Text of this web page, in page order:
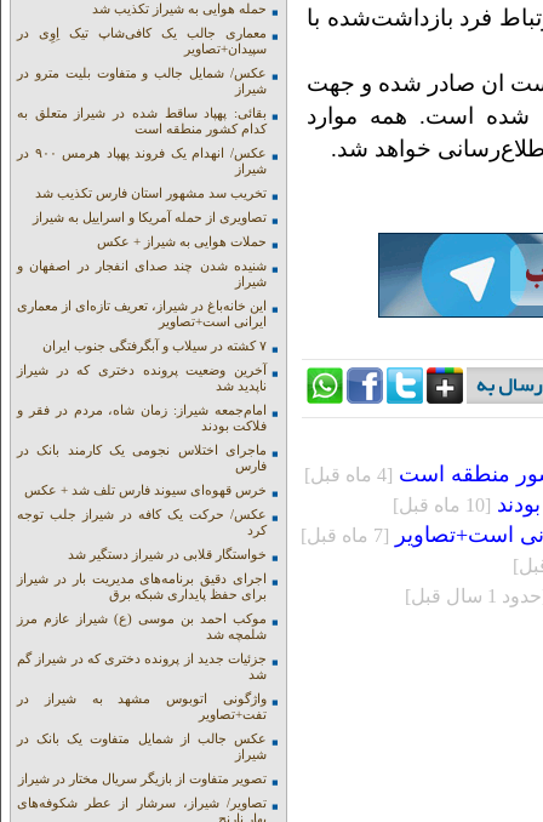
فرد بازداشت‌شده با
ان صادر شده و جهت
شده است. همه موارد
خواهد شد.
منطقه است [4 ماه قبل]
[10 ماه قبل]
است+تصاویر [7 ماه قبل]
1 سال قبل]
حمله هوایی به شیراز تکذیب شد
معماری جالب یک کافی‌شاپ تیک اِوِی در
سپیدان+تصاویر
عکس/ شمایل جالب و متفاوت بلیت مترو در
شیراز
بقائی: پهپاد ساقط شده در شیراز متعلق به
کدام کشور منطقه است
عکس/ انهدام یک فروند پهپاد هرمس ۹۰۰ در
شیراز
تخریب سد مشهور استان فارس تکذیب شد
تصاویری از حمله آمریکا و اسراییل به شیراز
حملات هوایی به شیراز + عکس
شنیده شدن چند صدای انفجار در اصفهان و
شیراز
این خانه‌باغ در شیراز، تعریف تازه‌ای از معماری
ایرانی است+تصاویر
۷ کشته در سیلاب و آبگرفتگی جنوب ایران
آخرین وضعیت پرونده دختری که در شیراز
ناپدید شد
امام‌جمعه شیراز: زمان شاه، مردم در فقر و
فلاکت بودند
ماجرای اختلاس نجومی یک کارمند بانک در
فارس
خرس قهوه‌ای سیوند فارس تلف شد + عکس
عکس/ حرکت یک کافه در شیراز جلب توجه
کرد
خواستگار قلابی در شیراز دستگیر شد
اجرای دقیق برنامه‌های مدیریت بار در شیراز
برای حفظ پایداری شبکه برق
موکب احمد بن موسی (ع) شیراز عازم مرز
شلمچه شد
جزئیات جدید از پرونده دختری که در شیراز گم
شد
واژگونی اتوبوس مشهد به شیراز در
تفت+تصاویر
عکس جالب از شمایل متفاوت یک بانک در
شیراز
تصویر متفاوت از بازیگر سریال مختار در شیراز
تصاویر/ شیراز، سرشار از عطر شکوفه‌های
بهار نارنج